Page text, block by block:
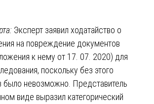
Эксперт заявил ходатайство о
на повреждение документов
к нему от 17. 07. 2020) для
поскольку без этого
было невозможно. Представитель
виде выразил категорический